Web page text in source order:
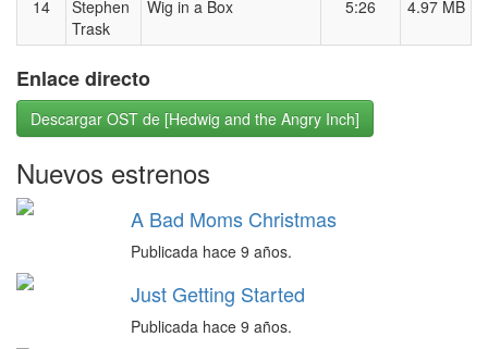
14
Stephen
Trask
Wig in a Box 5:26 4.97 MB
Enlace directo
Descargar OST de [Hedwig and the Angry Inch]
Nuevos estrenos
A Bad Moms Christmas
Publicada hace 9 años.
Just Getting Started
Publicada hace 9 años.